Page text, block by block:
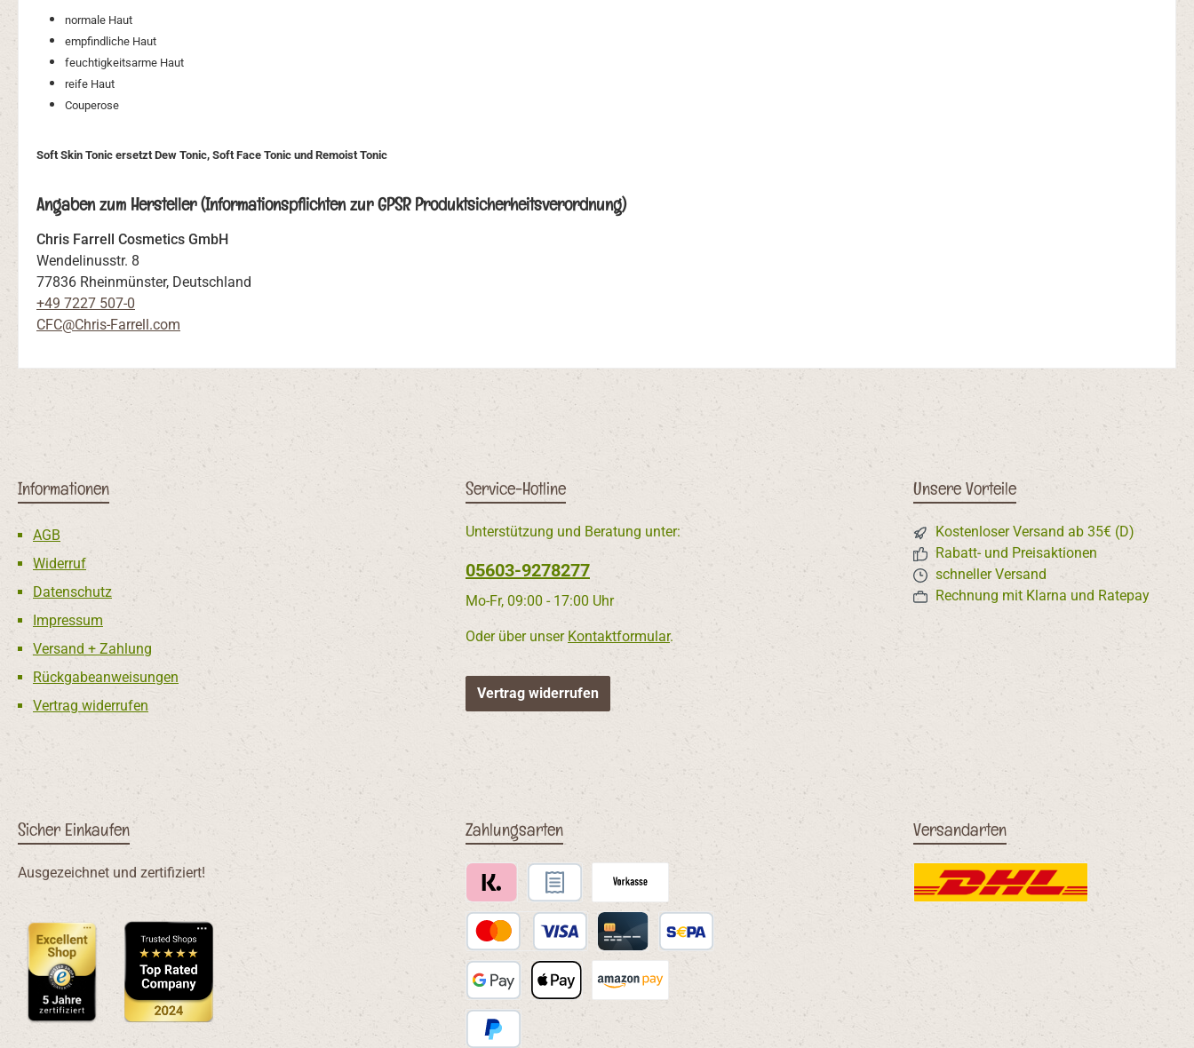
normale Haut
empfindliche Haut
feuchtigkeitsarme Haut
reife Haut
Couperose
Soft Skin Tonic ersetzt Dew Tonic, Soft Face Tonic und Remoist Tonic
Angaben zum Hersteller (Informationspflichten zur GPSR Produktsicherheitsverordnung)
Chris Farrell Cosmetics GmbH
Wendelinusstr. 8
77836 Rheinmünster, Deutschland
+49 7227 507-0
CFC@Chris-Farrell.com
Informationen
AGB
Widerruf
Datenschutz
Impressum
Versand + Zahlung
Rückgabeanweisungen
Vertrag widerrufen
Service-Hotline
Unterstützung und Beratung unter:
05603-9278277
Mo-Fr, 09:00 - 17:00 Uhr
Oder über unser Kontaktformular.
Vertrag widerrufen
Unsere Vorteile
Kostenloser Versand ab 35€ (D)
Rabatt- und Preisaktionen
schneller Versand
Rechnung mit Klarna und Ratepay
Sicher Einkaufen
Ausgezeichnet und zertifiziert!
Zahlungsarten
Klarna Rechnungskauf via Ratepay
Vorkasse
Kredit- oder Debitkarte via PayPal
Kreditkarte via MollieSEPA Lastschrift via PayPal
Google Pay
Versandarten